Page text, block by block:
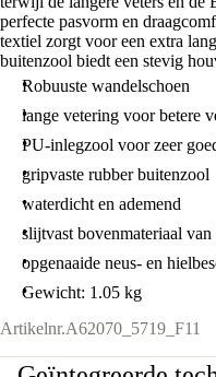
perfecte pasvorm en
textiel zorgt voor een extra
buitenzool biedt een stevig
Robuuste wandelschoen
lange vetering voor betere
PU-inlegzool voor zeer
gripvaste rubber buitenzool
waterdicht en ademend
slijtvast bovenmateriaal van
opgenaaide neus- en
Gewicht: 1.05 kg
Artikelnr.A62070_5719_F11